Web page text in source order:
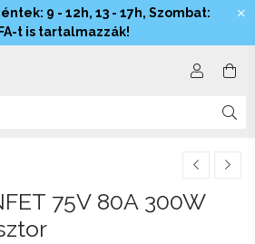
9 - 12h, 13 - 17h, Szombat:
t is tartalmazzák!
75V 80A 300W